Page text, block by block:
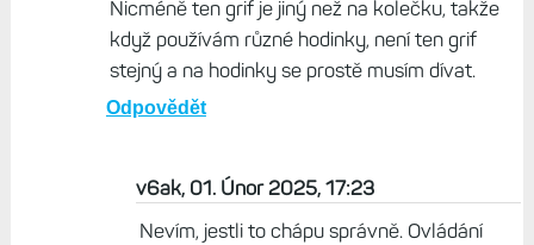
Nicméně ten grif je jiný než na kolečku, takže
když používám různé hodinky, není ten grif
stejný a na hodinky se prostě musím dívat.
Odpovědět
v6ak, 01. Únor 2025, 17:23
Nevím, jestli to chápu správně. Ovládání